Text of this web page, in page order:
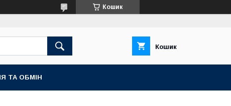
Кошик
Кошик
ТА ОБМІН